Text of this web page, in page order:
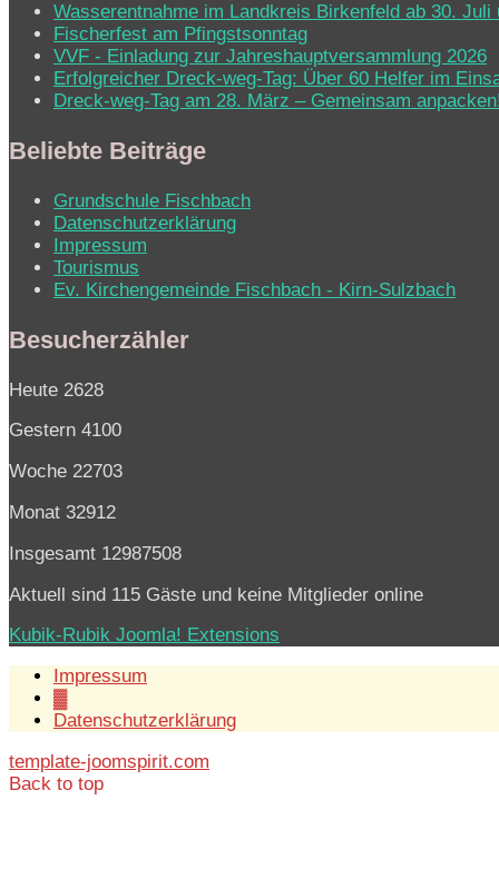
Wasserentnahme im Landkreis Birkenfeld ab 30. Juli
Fischerfest am Pfingstsonntag
VVF - Einladung zur Jahreshauptversammlung 2026
Erfolgreicher Dreck-weg-Tag: Über 60 Helfer im
Dreck-weg-Tag am 28. März – Gemeinsam
Beliebte Beiträge
Grundschule Fischbach
Datenschutzerklärung
Impressum
Tourismus
Ev. Kirchen­ge­mein­de Fisch­bach - Kirn-Sulz­bach
Besucherzähler
Heute 2628
Gestern 4100
Woche 22703
Monat 32912
Insgesamt 12987508
Aktuell sind 115 Gäste und keine Mitglieder online
Kubik-Rubik Joomla! Extensions
Impressum
▓
Datenschutzerklärung
template-joomspirit.com
Back to top